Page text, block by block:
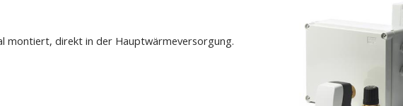
montiert, direkt in der Hauptwärmeversorgung.